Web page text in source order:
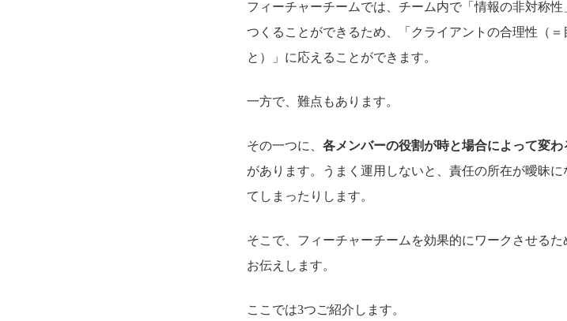
フィーチャーチームでは、チーム内で「情報の非対称
つくることができるため、「クライアントの合理性（
と）」に応えることができます。
一方で、難点もあります。
その一つに、 各メンバーの役割が時と場合によって変
があります。うまく運用しないと、責任の所在が曖昧
てしまったりします。
そこで、フィーチャーチームを効果的にワークさせる
お伝えします。
ここでは3つご紹介します。